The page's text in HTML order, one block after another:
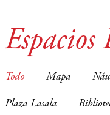
Todo Mapa
Plaza Lasala